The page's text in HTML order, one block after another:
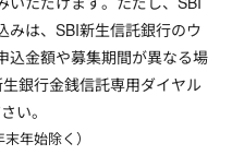
みは、SBI新生信託銀行のウ
込金額や募集期間が異なる場
銀行金銭信託専用ダイヤル
い。
年始除く）